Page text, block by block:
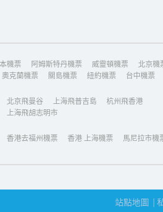
機票 阿姆斯特丹機票 威靈頓機票
北京機
奧克蘭機票 關島機票 紐約機票
台中機票
北京飛曼谷 上海飛普吉島
杭州飛香港
上海飛胡志明市
香港去福州機票 香港 上海機票
馬尼拉市機
站點地圖